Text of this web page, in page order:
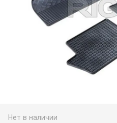
Нет в наличии